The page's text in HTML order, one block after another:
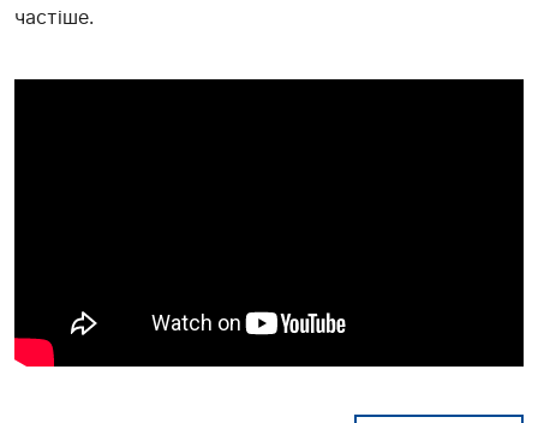
частіше.